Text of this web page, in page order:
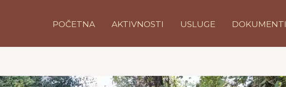
POČETNA AKTIVNOSTI USLUGE DOKUMENTI